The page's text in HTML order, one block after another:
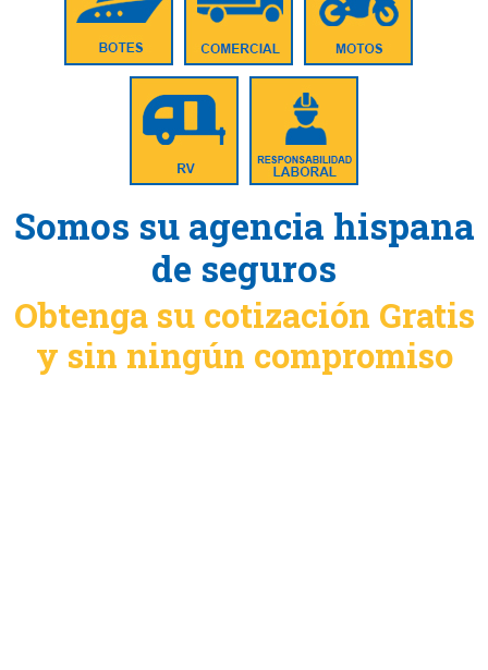
Somos su agencia hispana
de seguros
Obtenga su cotización Gratis
y sin ningún compromiso